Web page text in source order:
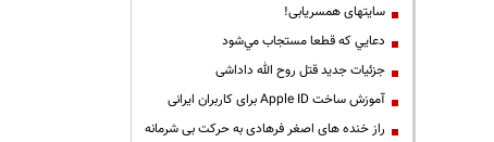
سایتهای همسریابی!
دعايي كه قطعا مستجاب مي‌شود
جزئیات جدید قتل روح الله داداشی
آموزش ساخت Apple ID برای کاربران ایرانی
راز خنده های اصغر فرهادی به حرکت بی شرمانه